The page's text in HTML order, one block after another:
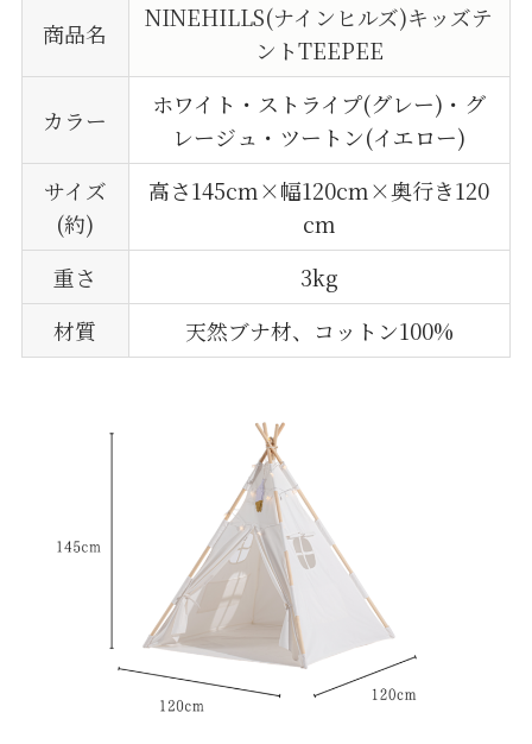
商品名
NINEHILLS(ナインヒルズ)キッズテ
ントTEEPEE
カラー
ホワイト・ストライプ(グレー)・グ
レージュ・ツートン(イエロー)
サイズ
(約)
高さ145cm×幅120cm×奥行き120
cm
重さ
3kg
材質
天然ブナ材、コットン100%